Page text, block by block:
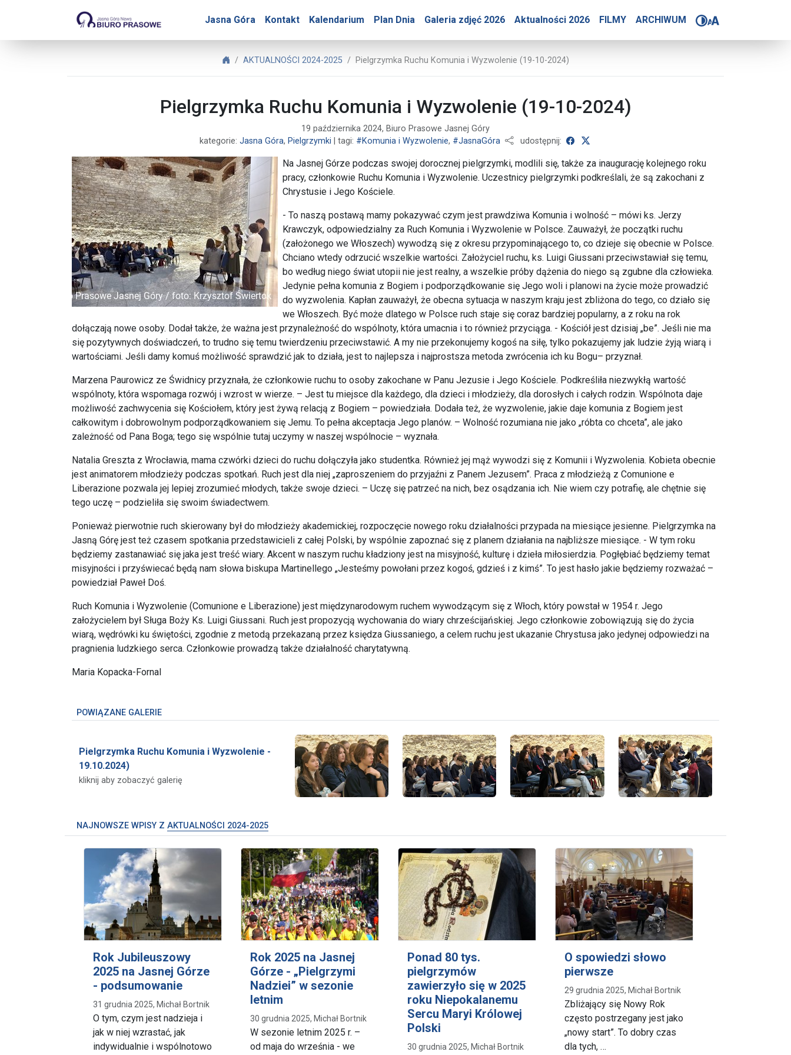
Jasna Góra Kontakt Kalendarium Plan Dnia Galeria zdjęć 2026 Aktualności 2026 FILMY ARCHIWUM
Biuro Prasowe Jasnej Góry – Pielgrzymka Ruchu Komunia i Wyzwolenie
Biuro Prasowe Jasnej Góry
AKTUALNOŚCI 2024-2025 Pielgrzymka Ruchu Komunia i Wyzwolenie (19-10-2024)
Pielgrzymka Ruchu Komunia i Wyzwolenie (19-10-2024)
19 października 2024, Biuro Prasowe Jasnej Góry
kategorie: Jasna Góra, Pielgrzymki | tagi: #Komunia i Wyzwolenie, #JasnaGóra udostępnij: udostępnij na Facebooku
Na Jasnej Górze podczas swojej dorocznej pielgrzymki, modlili się, także za inaugurację kolejnego roku
pracy, członkowie Ruchu Komunia i Wyzwolenie. Uczestnicy pielgrzymki podkreślali, że są zakochani z
Chrystusie i Jego Kościele.
- To naszą postawą mamy pokazywać czym jest prawdziwa Komunia i wolność – mówi ks. Jerzy
Krawczyk, odpowiedzialny za Ruch Komunia i Wyzwolenie w Polsce. Zauważył, że początki ruchu
(założonego we Włoszech) wywodzą się z okresu przypominającego to, co dzieje się obecnie w Polsce.
Chciano wtedy odrzucić wszelkie wartości. Założyciel ruchu, ks. Luigi Giussani przeciwstawiał się temu,
bo według niego świat utopii nie jest realny, a wszelkie próby dążenia do niego są zgubne dla człowieka.
Jedynie pełna komunia z Bogiem i podporządkowanie się Jego woli i planowi na życie może prowadzić
do wyzwolenia. Kapłan zauważył, że obecna sytuacja w naszym kraju jest zbliżona do tego, co działo się
we Włoszech. Być może dlatego w Polsce ruch staje się coraz bardziej popularny, a z roku na rok
dołączają nowe osoby. Dodał także, że ważna jest przynależność do wspólnoty, która umacnia i to również przyciąga. - Kościół jest dzisiaj „be”. Jeśli nie ma
się pozytywnych doświadczeń, to trudno się temu twierdzeniu przeciwstawić. A my nie przekonujemy kogoś na siłę, tylko pokazujemy jak ludzie żyją wiarą i
wartościami. Jeśli damy komuś możliwość sprawdzić jak to działa, jest to najlepsza i najprostsza metoda zwrócenia ich ku Bogu– przyznał.
Marzena Paurowicz ze Świdnicy przyznała, że członkowie ruchu to osoby zakochane w Panu Jezusie i Jego Kościele. Podkreśliła niezwykłą wartość
wspólnoty, która wspomaga rozwój i wzrost w wierze. – Jest tu miejsce dla każdego, dla dzieci i młodzieży, dla dorosłych i całych rodzin. Wspólnota daje
możliwość zachwycenia się Kościołem, który jest żywą relacją z Bogiem – powiedziała. Dodała też, że wyzwolenie, jakie daje komunia z Bogiem jest
całkowitym i dobrowolnym podporządkowaniem się Jemu. To pełna akceptacja Jego planów. – Wolność rozumiana nie jako „róbta co chceta”, ale jako
zależność od Pana Boga; tego się wspólnie tutaj uczymy w naszej wspólnocie – wyznała.
Natalia Greszta z Wrocławia, mama czwórki dzieci do ruchu dołączyła jako studentka. Również jej mąż wywodzi się z Komunii i Wyzwolenia. Kobieta obecnie
jest animatorem młodzieży podczas spotkań. Ruch jest dla niej „zaproszeniem do przyjaźni z Panem Jezusem”. Praca z młodzieżą z Comunione e
Liberazione pozwala jej lepiej zrozumieć młodych, także swoje dzieci. – Uczę się patrzeć na nich, bez osądzania ich. Nie wiem czy potrafię, ale chętnie się
tego uczę – podzieliła się swoim świadectwem.
Ponieważ pierwotnie ruch skierowany był do młodzieży akademickiej, rozpoczęcie nowego roku działalności przypada na miesiące jesienne. Pielgrzymka na
Jasną Górę jest też czasem spotkania przedstawicieli z całej Polski, by wspólnie zapoznać się z planem działania na najbliższe miesiące. - W tym roku
będziemy zastanawiać się jaka jest treść wiary. Akcent w naszym ruchu kładziony jest na misyjność, kulturę i dzieła miłosierdzia. Pogłębiać będziemy temat
misyjności i przyświecać będą nam słowa biskupa Martinellego „Jesteśmy powołani przez kogoś, gdzieś i z kimś”. To jest hasło jakie będziemy rozważać –
powiedział Paweł Doś.
Ruch Komunia i Wyzwolenie (Comunione e Liberazione) jest międzynarodowym ruchem wywodzącym się z Włoch, który powstał w 1954 r. Jego
założycielem był Sługa Boży Ks. Luigi Giussani. Ruch jest propozycją wychowania do wiary chrześcijańskiej. Jego członkowie zobowiązują się do życia
wiarą, wędrówki ku świętości, zgodnie z metodą przekazaną przez księdza Giussaniego, a celem ruchu jest ukazanie Chrystusa jako jedynej odpowiedzi na
pragnienia ludzkiego serca. Członkowie prowadzą także działalność charytatywną.
Maria Kopacka-Fornal
POWIĄZANE GALERIE
Pielgrzymka Ruchu Komunia i Wyzwolenie -
19.10.2024)
kliknij aby zobaczyć galerię
NAJNOWSZE WPISY Z AKTUALNOŚCI 2024-2025
Rok Jubileuszowy
2025 na Jasnej Górze
- podsumowanie
31 grudnia 2025, Michał Bortnik
O tym, czym jest nadzieja i
jak w niej wzrastać, jak
indywidualnie i wspólnotowo
Rok 2025 na Jasnej
Górze - „Pielgrzymi
Nadziei” w sezonie
letnim
30 grudnia 2025, Michał Bortnik
W sezonie letnim 2025 r. –
od maja do września - we
Ponad 80 tys.
pielgrzymów
zawierzyło się w 2025
roku Niepokalanemu
Sercu Maryi Królowej
Polski
30 grudnia 2025, Michał Bortnik
O spowiedzi słowo
pierwsze
29 grudnia 2025, Michał Bortnik
Zbliżający się Nowy Rok
często postrzegany jest jako
„nowy start”. To dobry czas
dla tych, …